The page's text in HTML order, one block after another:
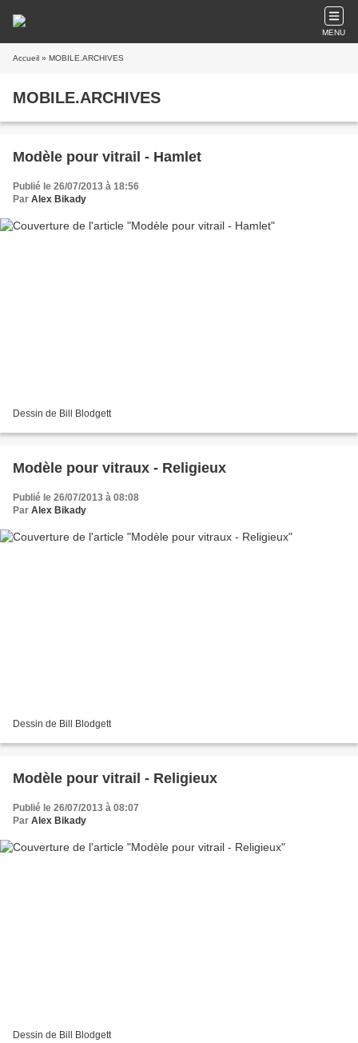
MENU
Accueil » MOBILE.ARCHIVES
MOBILE.ARCHIVES
Modèle pour vitrail - Hamlet
Publié le 26/07/2013 à 18:56
Par Alex Bikady
Dessin de Bill Blodgett
Modèle pour vitraux - Religieux
Publié le 26/07/2013 à 08:08
Par Alex Bikady
Dessin de Bill Blodgett
Modèle pour vitrail - Religieux
Publié le 26/07/2013 à 08:07
Par Alex Bikady
Dessin de Bill Blodgett